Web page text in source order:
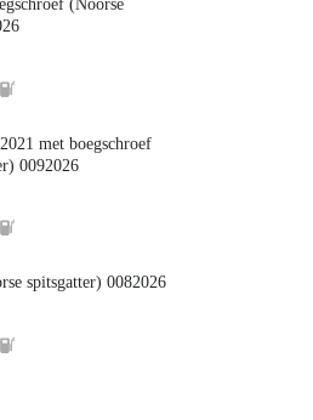
(Noorse
met boegschroef
0092026
spitsgatter) 0082026